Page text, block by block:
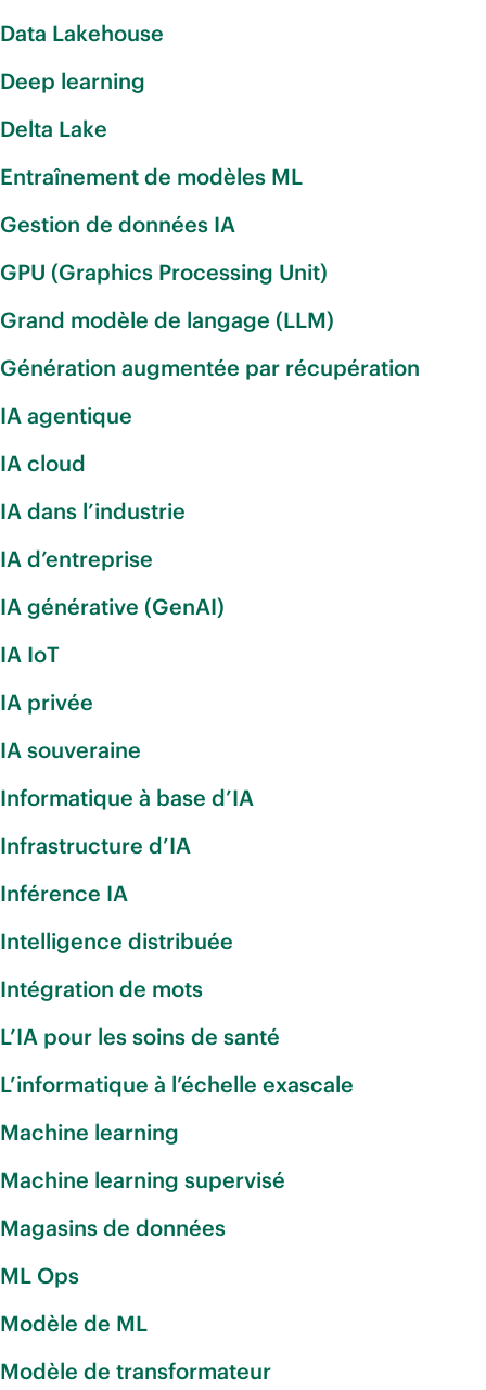
Data Lakehouse
Deep learning
Delta Lake
Entraînement de modèles ML
Gestion de données IA
GPU (Graphics Processing Unit)
Grand modèle de langage (LLM)
Génération augmentée par récupération
IA agentique
IA cloud
IA dans l’industrie
IA d’entreprise
IA générative (GenAI)
IA IoT
IA privée
IA souveraine
Informatique à base d’IA
Infrastructure d’IA
Inférence IA
Intelligence distribuée
Intégration de mots
L’IA pour les soins de santé
L’informatique à l’échelle exascale
Machine learning
Machine learning supervisé
Magasins de données
ML Ops
Modèle de ML
Modèle de transformateur